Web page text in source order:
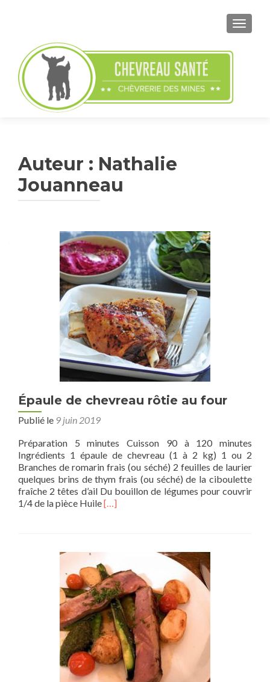
Auteur : Nathalie
Jouanneau
Épaule de chevreau rôtie au four
Publié le 9 juin 2019
Préparation 5 minutes Cuisson 90 à 120 minutes
Ingrédients 1 épaule de chevreau (1 à 2 kg) 1 ou 2
Branches de romarin frais (ou séché) 2 feuilles de laurier
quelques brins de thym frais (ou séché) de la ciboulette
fraîche 2 têtes d’ail Du bouillon de légumes pour couvrir
1/4 de la pièce HuileEn
de
chevreau
rôtie
au
four
[…]